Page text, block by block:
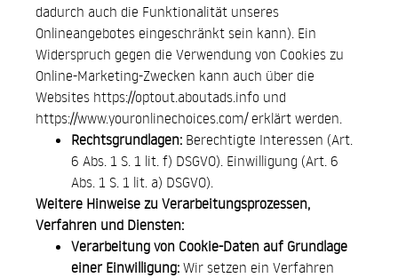
dadurch auch die Funktionalität unseres
Onlineangebotes eingeschränkt sein kann). Ein
Widerspruch gegen die Verwendung von Cookies zu
Online-Marketing-Zwecken kann auch über die
Websites https://optout.aboutads.info und
https://www.youronlinechoices.com/erklärt werden.
Rechtsgrundlagen: Berechtigte Interessen (Art.
6 Abs. 1 S. 1 lit. f) DSGVO). Einwilligung (Art. 6
Abs. 1 S. 1 lit. a) DSGVO).
Weitere Hinweise zu Verarbeitungsprozessen,
Verfahren und Diensten:
Verarbeitung von Cookie-Daten auf Grundlage
einer Einwilligung: Wir setzen ein Verfahren